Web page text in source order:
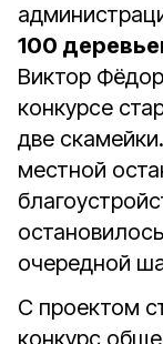
100
Виктор
конкурсе
две
местной
очередной
С проектом
конкурс